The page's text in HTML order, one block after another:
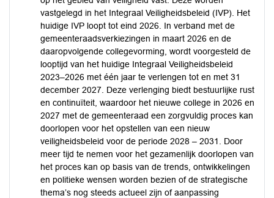
vastgelegd in het Integraal Veiligheidsbeleid (IVP). Het
huidige IVP loopt tot eind 2026. In verband met de
gemeenteraadsverkiezingen in maart 2026 en de
daaropvolgende collegevorming, wordt voorgesteld de
looptijd van het huidige Integraal Veiligheidsbeleid
2023–2026 met één jaar te verlengen tot en met 31
december 2027. Deze verlenging biedt bestuurlijke rust
en continuïteit, waardoor het nieuwe college in 2026 en
2027 met de gemeenteraad een zorgvuldig proces kan
doorlopen voor het opstellen van een nieuw
veiligheidsbeleid voor de periode 2028 – 2031. Door
meer tijd te nemen voor het gezamenlijk doorlopen van
het proces kan op basis van de trends, ontwikkelingen
en politieke wensen worden bezien of de strategische
thema’s nog steeds actueel zijn of aanpassing